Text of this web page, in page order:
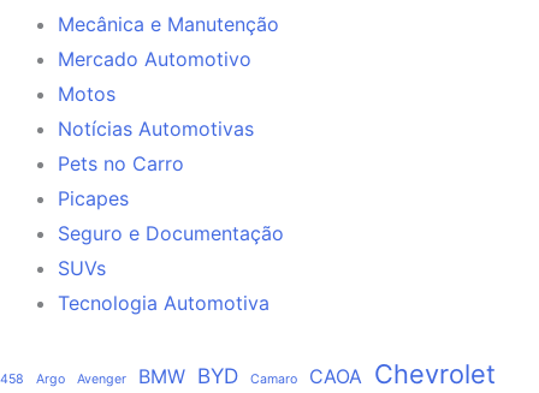
Mecânica e Manutenção
Mercado Automotivo
Motos
Notícias Automotivas
Pets no Carro
Picapes
Seguro e Documentação
SUVs
Tecnologia Automotiva
458 Argo Avenger BMW BYD Camaro CAOA Chevrolet